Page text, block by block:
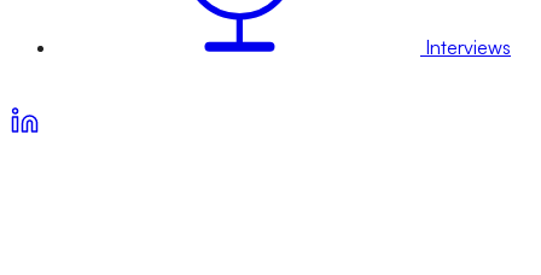
Interviews